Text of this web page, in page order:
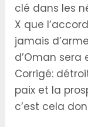
clé dans les
X que
jamais
d’Oman sera
Corrigé:
paix et la
c’est cela